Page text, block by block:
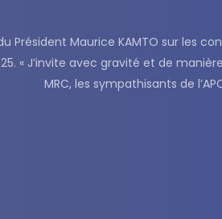
Président Maurice KAMTO sur les
« J’invite avec gravité et de
MRC, les sympathisants de